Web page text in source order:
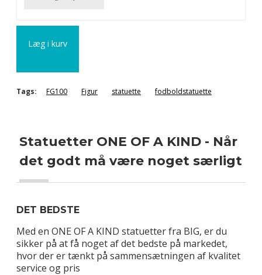
Læg i kurv
Tags: FG100 Figur statuette fodboldstatuette
Statuetter ONE OF A KIND - Når
det godt må være noget særligt
DET BEDSTE
Med en ONE OF A KIND statuetter fra BIG, er du
sikker på at få noget af det bedste på markedet,
hvor der er tænkt på sammensætningen af kvalitet
service og pris